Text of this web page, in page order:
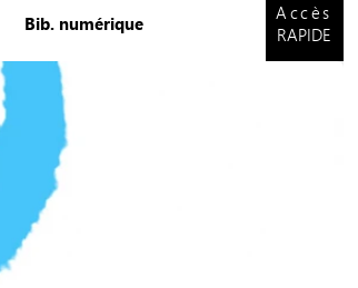
Bib. numérique
Accès
RAPIDE